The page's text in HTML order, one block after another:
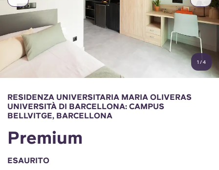
Account Lingua
English (GB)
Chinese
Seleziona un paese
Seleziona una città
Seleziona una residenza
Prenota ora
French
Portuguese
1 /4
RESIDENZA UNIVERSITARIA MARIA OLIVERAS
UNIVERSITÀ DI BARCELLONA: CAMPUS
BELLVITGE, BARCELLONA
Premium
ESAURITO